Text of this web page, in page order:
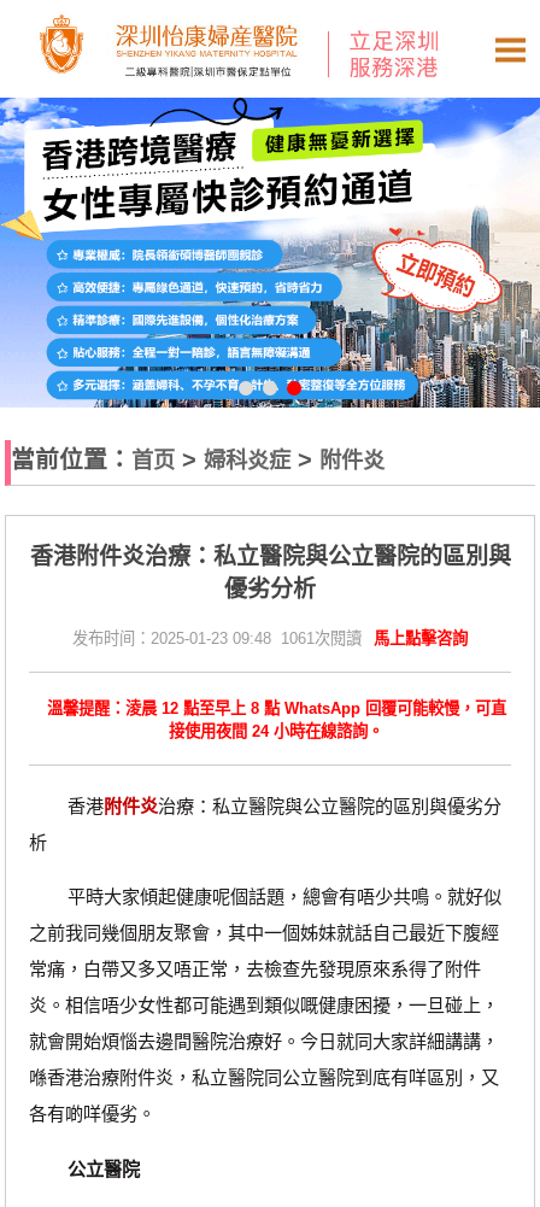
當前位置： 首页 >婦科炎症> 附件炎
香港附件炎治療：私立醫院與公立醫院的區別與
優劣分析
发布时间：2025-01-23 09:48 1061次閱讀 馬上點擊咨詢
溫馨提醒：淩晨 12 點至早上 8 點 WhatsApp 回覆可能較慢，可直
接使用夜間 24 小時在線諮詢。
香港附件炎治療：私立醫院與公立醫院的區別與優劣分
析
平時大家傾起健康呢個話題，總會有唔少共鳴。就好似
之前我同幾個朋友聚會，其中一個姊妹就話自己最近下腹經
常痛，白帶又多又唔正常，去檢查先發現原來系得了附件
炎。相信唔少女性都可能遇到類似嘅健康困擾，一旦碰上，
就會開始煩惱去邊間醫院治療好。今日就同大家詳細講講，
喺香港治療附件炎，私立醫院同公立醫院到底有咩區別，又
各有啲咩優劣。
公立醫院